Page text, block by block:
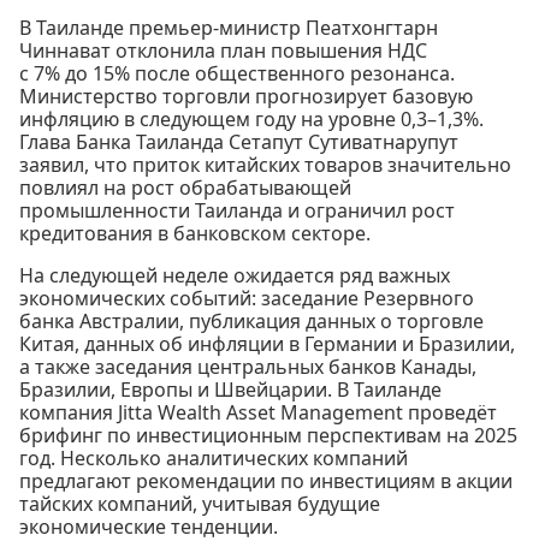
В Таиланде премьер-министр Пеатхонгтарн
Чиннават отклонила план повышения НДС
с 7% до 15% после общественного резонанса.
Министерство торговли прогнозирует базовую
инфляцию в следующем году на уровне 0,3–1,3%.
Глава Банка Таиланда Сетапут Сутиватнарупут
заявил, что приток китайских товаров значительно
повлиял на рост обрабатывающей
промышленности Таиланда и ограничил рост
кредитования в банковском секторе.
На следующей неделе ожидается ряд важных
экономических событий: заседание Резервного
банка Австралии, публикация данных о торговле
Китая, данных об инфляции в Германии и Бразилии,
а также заседания центральных банков Канады,
Бразилии, Европы и Швейцарии. В Таиланде
компания Jitta Wealth Asset Management проведёт
брифинг по инвестиционным перспективам на 2025
год. Несколько аналитических компаний
предлагают рекомендации по инвестициям в акции
тайских компаний, учитывая будущие
экономические тенденции.